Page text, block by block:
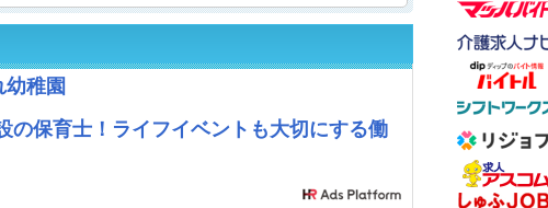
幼稚園
の保育士！ライフイベントも大切にする働